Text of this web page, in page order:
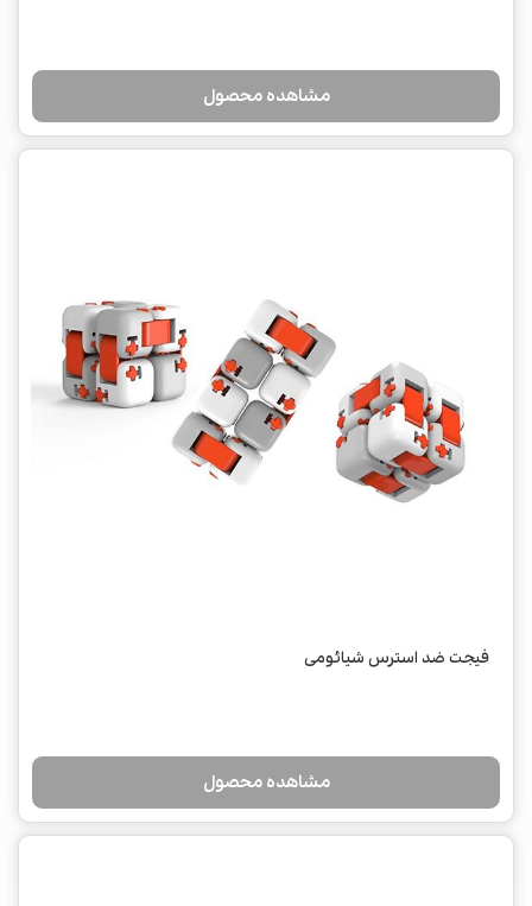
مشاهده محصول
فیجت ضد استرس شیائومی
مشاهده محصول